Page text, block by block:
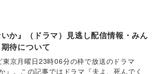
いか』（ドラマ）見逃し配信情報・みん
待について
京月曜日23時06分の枠で放送のドラマ
』。この記事ではドラマ『夫よ、死んでく